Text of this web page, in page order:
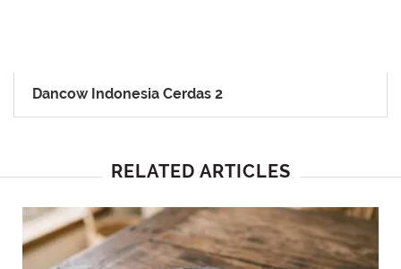
Dancow Indonesia Cerdas 2
RELATED ARTICLES